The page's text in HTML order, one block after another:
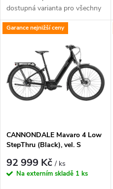
k
ů
u
k
t
ů
dostupná varianta pro všechny
zájemce o kola městská
elektrokola. Představte si, že
Garance nejnižší ceny
CANNONDALE Mavaro 4 Low
StepThru (Black), vel. S
92 999 Kč/ ks
Na externím skladě 1 ks